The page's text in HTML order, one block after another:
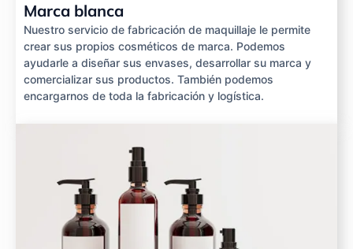
Marca blanca
Nuestro servicio de fabricación de maquillaje le permite
crear sus propios cosméticos de marca. Podemos
ayudarle a diseñar sus envases, desarrollar su marca y
comercializar sus productos. También podemos
encargarnos de toda la fabricación y logística.